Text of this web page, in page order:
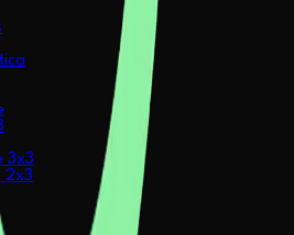
3x3
2x3